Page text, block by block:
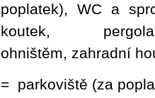
poplatek), WC a
koutek,
ohništěm, zahradní
= parkoviště (za